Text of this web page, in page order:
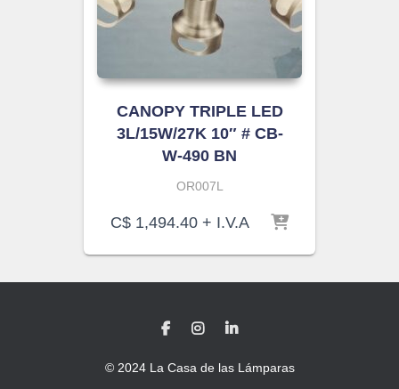
CANOPY TRIPLE LED
3L/15W/27K 10″ # CB-
W-490 BN
OR007L
C$ 1,494.40 + I.V.A
© 2024 La Casa de las Lámparas